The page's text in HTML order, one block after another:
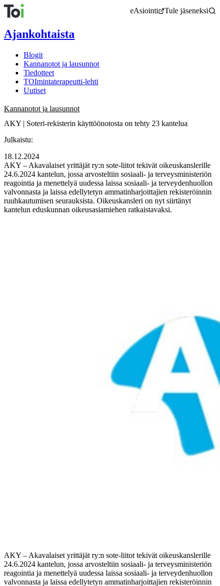
Siirry
sisältöön
eAsiointi Tule jäseneksi
Ajankohtaista
Blogit
Kannanotot ja lausunnot
Tiedotteet
TOImintaterapeutti-lehti
Uutiset
Kannanotot ja lausunnot
AKY | Soteri-rekisterin käyttöönotosta on tehty 23 kantelua
Julkaistu:
18.12.2024
AKY – Akavalaiset yrittäjät ry:n sote-liitot tekivät oikeuskanslerille
24.6.2024 kantelun, jossa arvosteltiin sosiaali- ja terveysministeriön
reagointia ja menettelyä uudessa laissa sosiaali- ja terveydenhuollon
valvonnasta ja laissa edellytetyn ammatinharjoittajien rekisteröinnin
ruuhkautumisen seurauksista. Oikeuskansleri on nyt siirtänyt
kantelun eduskunnan oikeusasiamiehen ratkaistavaksi.
AKY – Akavalaiset yrittäjät ry:n sote-liitot tekivät oikeuskanslerille
24.6.2024 kantelun, jossa arvosteltiin sosiaali- ja terveysministeriön
reagointia ja menettelyä uudessa laissa sosiaali- ja terveydenhuollon
valvonnasta ja laissa edellytetyn ammatinharjoittajien rekisteröinnin